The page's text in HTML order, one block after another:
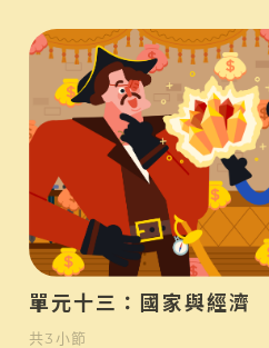
單元十三：國家與經濟
共3 小節